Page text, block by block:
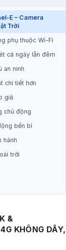
E – Camera
Trời
phụ thuộc Wi-Fi
cả ngày lẫn đêm
an ninh
chi tiết hơn
giả
chủ động
bền bỉ
hành
trời
&
KHÔNG DÂY,